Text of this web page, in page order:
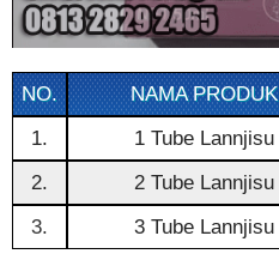
NO. NAMA PRODUK
1.
1 Tube Lannjisu
2.
2 Tube Lannjisu
3.
3 Tube Lannjisu